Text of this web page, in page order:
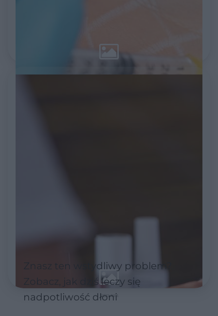
Znasz ten wstydliwy problem?
Zobacz, jak dziś leczy się
nadpotliwość dłoni